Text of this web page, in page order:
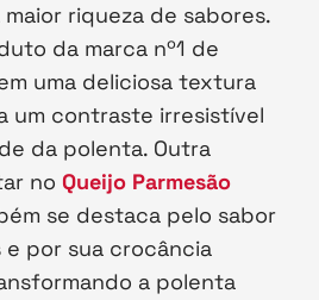
riqueza de sabores.
da marca nº1 de
uma deliciosa textura
um contraste irresistível
da polenta. Outra
no Queijo Parmesão
se destaca pelo sabor
por sua crocância
a polenta